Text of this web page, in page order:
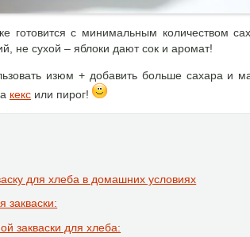
готовится с минимальным количеством
не сухой – яблоки дают сок и аромат!
изюм + добавить больше сахара и
кекс или пирог!
для хлеба в домашних условиях
закваски:
закваски для хлеба: